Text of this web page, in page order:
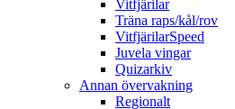
Vitfjärilar
Träna raps/kål/rov
VitfjärilarSpeed
Juvela vingar
Quizarkiv
Annan övervakning
Regionalt